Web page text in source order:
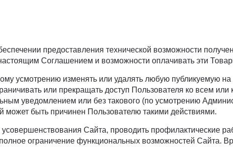
предоставления технической возможности
Соглашением и возможности оплачивать эти
усмотрению изменять или удалять любую публикуемую
или прекращать доступ Пользователя ко всем
уведомлением или без такового (по усмотрению
может быть причинен Пользователю такими действиями.
Сайта, проводить профилактические
ограничение функциональных возможностей Сайта.